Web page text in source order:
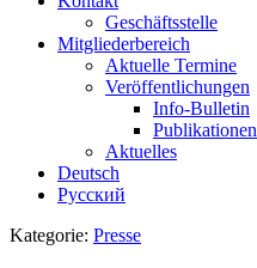
Geschäftsstelle
Mitgliederbereich
Aktuelle Termine
Veröffentlichungen
Info-Bulletin
Publikationen
Aktuelles
Deutsch
Русский
Kategorie: Presse